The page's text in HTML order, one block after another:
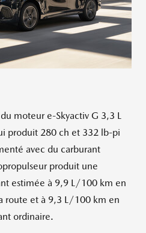
moteur e-Skyactiv G 3,3 L
produit 280 ch et 332 lb-pi
avec du carburant
produit une
estimée à 9,9 L/100 km en
route et à 9,3 L/100 km en
ordinaire.